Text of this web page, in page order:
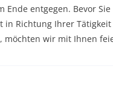
Ende entgegen. Bevor
in Richtung Ihrer
möchten wir mit Ihnen